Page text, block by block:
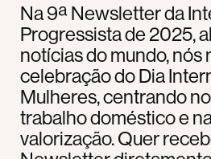
Na 9ª Newsletter da
Progressista de 2025,
notícias do mundo, nós
celebração do Dia
Mulheres, centrando
trabalho doméstico e
valorização. Quer